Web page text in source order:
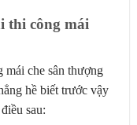
thi công mái
mái che sân thượng
hề biết trước vậy
sau: